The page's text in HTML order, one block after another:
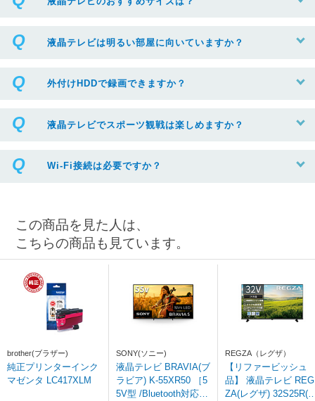
液晶テレビは明るい部屋に向いていますか？
外付けHDDで録画できますか？
液晶テレビでスポーツ観戦は楽しめますか？
Wi-Fi接続は必要ですか？
この商品を見た人は、
こちらの商品も見ています。
brother(ブラザー)
純正プリンターインク
マゼンタ LC417XLM
SONY(ソニー)
液晶テレビ BRAVIA(ブ
ラビア) K-55XR50 ［5
5V型 /Bluetooth対応 /4
REGZA（レグザ）
【リファービッシュ
品】 液晶テレビ REG
ZA(レグザ) 32S25R(R)